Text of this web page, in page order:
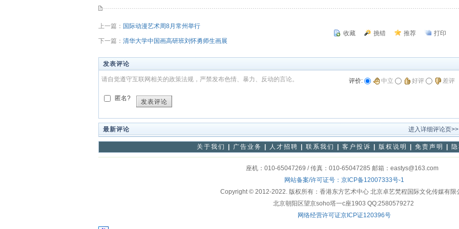
上一篇： 国际动漫艺术周8月常州举行
下一篇： 清华大学中国画高研班刘怀勇师生画展
收藏 挑错 推荐 打印
发表评论
请自觉遵守互联网相关的政策法规，严禁发布色情、暴力、反动的言论。 评价: 中立 好评 差评
匿名?
发表评论
最新评论 进入详细评论页>>
关于我们 广告业务 人才招聘 联系我们 客户投诉 版权说明 免责声明
座机：010-65047269 / 传真：010-65047285 邮箱：eastys@163.com
网站备案/许可证号： 京ICP备12007333号-1
Copyright © 2012-2022. 版权所有：香港东方艺术中心 北京卓艺梵程国际文化传媒有限
北京朝阳区望京soho塔一c座1903 QQ:2580579272
网络经营许可证京ICP证120396号